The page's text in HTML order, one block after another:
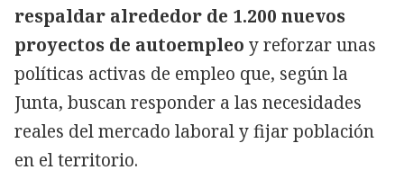
respaldar alrededor de 1.200 nuevos
proyectos de autoempleo y reforzar unas
políticas activas de empleo que, según la
Junta, buscan responder a las necesidades
reales del mercado laboral y fijar población
en el territorio.